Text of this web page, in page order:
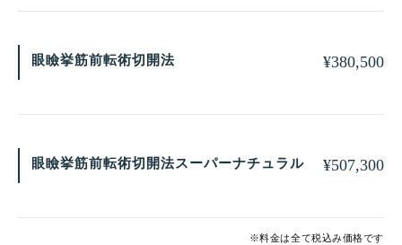
眼瞼挙筋前転術切開法 ¥380,500
眼瞼挙筋前転術切開法スーパーナチュラル ¥507,300
※料金は全て税込み価格です